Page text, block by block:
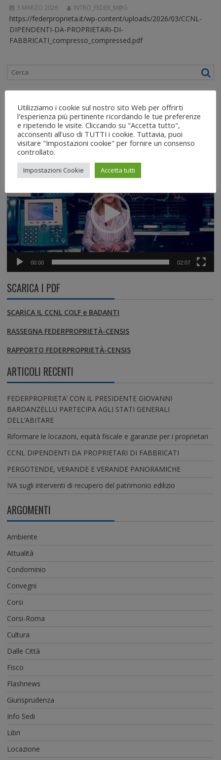
3 MARZO 2026 INTRO_FEDER_M@G
https://federproprieta.it/wp-content/uploads/2026/03/CCNL-
DIPENDENTI-DA-PROPRIETARI-DI-
FABBRICATI_compresso_compressed.pdf
Video Servizio RAI
13:30 – 19/12/2022
Player
00:00 02:07
SCARICA I PDF
SCARICA IL CCNL COLF e BADANTI
RASSEGNA FEDERPROPRIETÀ-CENSIS
RAPPORTO FEDERPROPRIETÀ-CENSIS
ARTICOLI RECENTI
FEDERPROPRIETA’ CON IL PRESIDENTE GIOVANNI
BARDANZELLU PARTECIPA AGLI STATI GENERALI
DELL’ABITARE
Riformare le locazioni, equità fiscale e garanzie per i proprietari
CCNL DIPENDENTI DA PROPRIETARI DI FABBRICATI
PERGOTENDE, VERANDE E VERANDE PANORAMICHE
IVA sugli interventi di recupero del patrimonio edilizio
ARGOMENTI
Ambiente
Attualità
Condominio
Convegni
Corsi
Corsi-Roma
Cultura
Dalle Città
Fisco
Flashnews
Giurisprudenza
Info Sedi
Libri
Locazione
Utilizziamo i cookie sul nostro sito Web per offrirti
l'esperienza più pertinente ricordando le tue preferenze
e ripetendo le visite. Cliccando su "Accetta tutto",
acconsenti all'uso di TUTTI i cookie. Tuttavia, puoi
visitare "Impostazioni cookie" per fornire un consenso
controllato.
Impostazioni Cookie Accetta tutti